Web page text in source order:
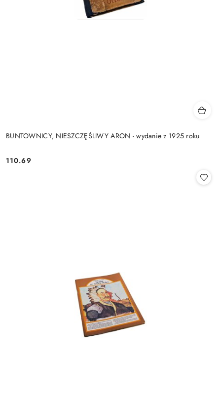
BUNTOWNICY, NIESZCZĘŚLIWY ARON - wydanie z 1925 roku
Cena:
110.69